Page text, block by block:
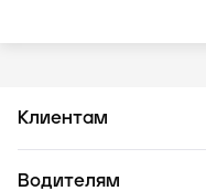
Клиентам
Водителям